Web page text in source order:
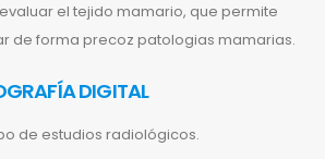
el tejido mamario, que permite
de forma precoz patologias mamarias.
DIGITAL
de estudios radiológicos.